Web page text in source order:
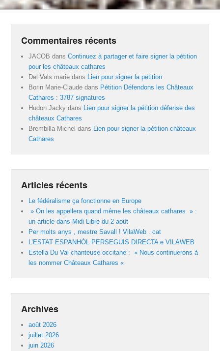
Commentaires récents
JACOB dansContinuez à partager et faire signer la pétition
pour les châteaux cathares
Del Vals marie dans
Lien pour signer la pétition
Borin Marie-Claude dans Pétition Défendons les Châteaux
Cathares : 3787 signatures
Hudon Jacky dans
Lien pour signer la pétition défense des
châteaux Cathares
Brembilla Michel dans
Lien pour signer la pétition châteaux
Cathares
Articles récents
Le fédéralisme ça fonctionne en Europe
» On les appellera quand même les châteaux cathares » :
un article dans Midi Libre du 2 août
Per molts anys , mestre Savall ! VilaWeb . cat
L’ESTAT ESPANHÒL PERSEGUIS DIRECTA e VILAWEB
Estella Du Val chanteuse occitane : » Nous continuerons à
les nommer Châteaux Cathares «
Archives
août 2026
juillet 2026
juin 2026